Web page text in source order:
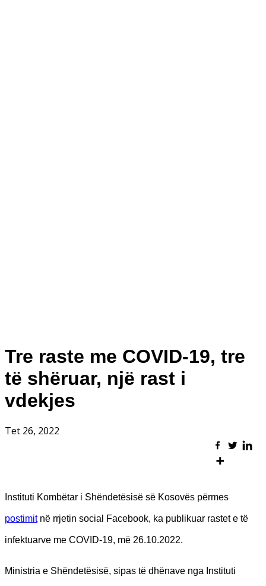
Tre raste me COVID-19, tre
të shëruar, një rast i
vdekjes
Tet 26, 2022
Instituti Kombëtar i Shëndetësisë së Kosovës përmes
postimitnë rrjetin social Facebook, ka publikuar rastet e të
infektuarve me COVID-19, më 26.10.2022.
Ministria e Shëndetësisë, sipas të dhënave nga Instituti